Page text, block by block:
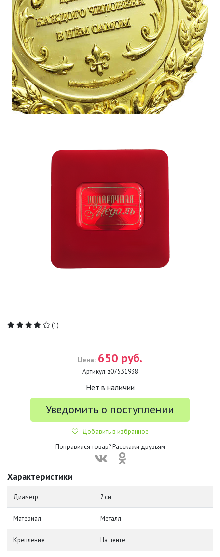
(1)
Цена: 650 руб.
Артикул: z07531938
Нет в наличии
Уведомить о поступлении
Добавить в избранное
Понравился товар? Расскажи друзьям
Характеристики
Диаметр 7 см
Материал Металл
Крепление На ленте